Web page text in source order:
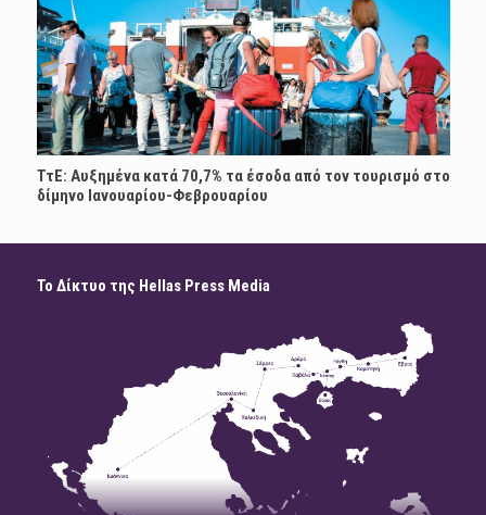
ΤτΕ: Αυξημένα κατά 70,7% τα έσοδα από τον τουρισμό στο
δίμηνο Ιανουαρίου-Φεβρουαρίου
Το Δίκτυο της Hellas Press Media